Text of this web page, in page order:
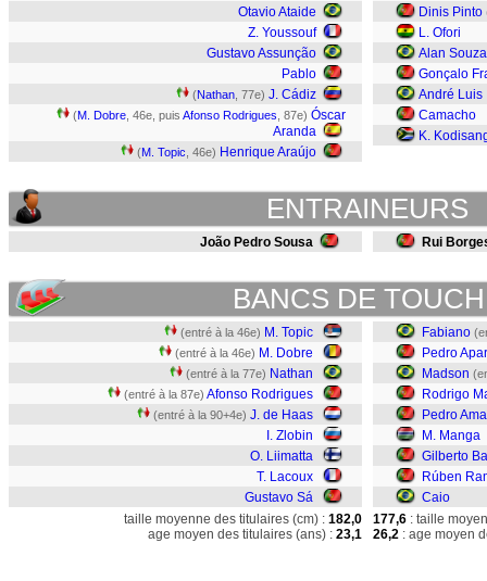
Otavio Ataide
Z. Youssouf
Gustavo Assunção
Pablo
(Nathan , 77e) J. Cádiz
(M. Dobre , 46e, puis Afonso Rodrigues , 87e) Óscar
Aranda
(M. Topic , 46e) Henrique Araújo
Dinis Pinto
L. Ofori
Alan Souza
Gonçalo
André Luis
Camacho
K.
ENTRAINEURS
João Pedro Sousa Rui
BANCS DE
(entré à la 46e) M. Topic
(entré à la 46e) M. Dobre
(entré à la 77e) Nathan
(entré à la 87e) Afonso Rodrigues
(entré à la 90+4e) J. de Haas
I. Zlobin
O. Liimatta
T. Lacoux
Gustavo Sá
Fabiano
Pedro
Madson
Rodrigo
Pedro
M. Manga
Gilberto
Rúben
Caio
taille moyenne des titulaires (cm) : 182,0
age moyen des titulaires (ans) : 23,1
177,6 : taille
26,2 : age moyen